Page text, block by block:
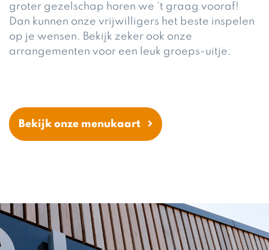
groter gezelschap horen we ‘t graag vooraf!
Dan kunnen onze vrijwilligers het beste inspelen
op je wensen. Bekijk zeker ook onze
arrangementen voor een leuk groeps-uitje.
Bekijk onze menukaart